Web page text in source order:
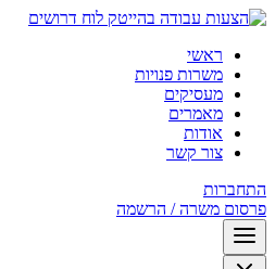
לוח דרושים
ראשי
משרות פנויות
מעסיקים
מאמרים
אודות
צור קשר
התחברות
פרסום משרה / הרשמה